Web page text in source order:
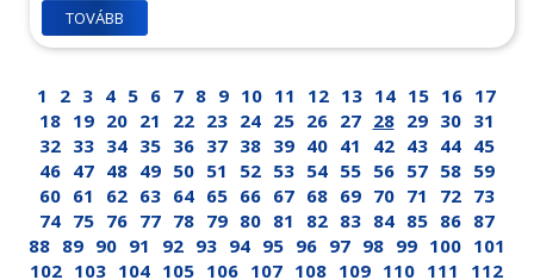
TOVÁBB
1 2 3 4 5 6 7 8 9 10 11 12 13 14 15 16 17
18 19 20 21 22 23 24 25 26 27 28 29 30 31
32 33 34 35 36 37 38 39 40 41 42 43 44 45
46 47 48 49 50 51 52 53 54 55 56 57 58 59
60 61 62 63 64 65 66 67 68 69 70 71 72 73
74 75 76 77 78 79 80 81 82 83 84 85 86 87
88 89 90 91 92 93 94 95 96 97 98 99 100 101
102 103 104 105 106 107 108 109 110 111
112